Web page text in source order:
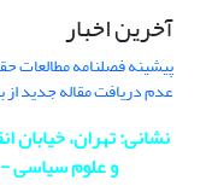
آخرین اخبار
پیشینه فصلنامه
عدم دریافت مقاله جدید
نشانی: تهران،
و علوم سیاسی - طبقه 4 - دفتر